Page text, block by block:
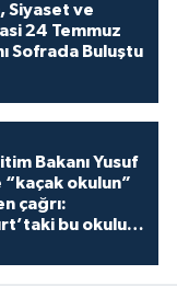
Siyaset ve
24 Temmuz
Sofrada Buluştu
Bakanı Yusuf
“kaçak okulun”
çağrı:
bu okulu